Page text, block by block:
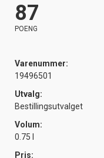
87
POENG
Varenummer:
19496501
Utvalg:
Bestillingsutvalget
Volum:
0.75 l
Pris: